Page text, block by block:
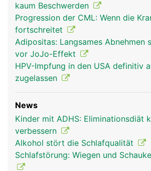
kaum Beschwerden
Progression der CML: Wenn die
fortschreitet
Adipositas: Langsames Abnehmen
vor JoJo-Effekt
HPV-Impfung in den USA definitiv
zugelassen
News
Kinder mit ADHS: Eliminationsdiät
verbessern
Alkohol stört die Schlafqualität
Schlafstörung: Wiegen und